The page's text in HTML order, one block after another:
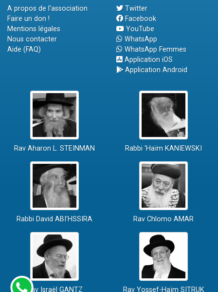
A propos de l'association
Faire un don !
Mentions légales
Nous contacter
Aide (FAQ)
Twitter
Facebook
YouTube
WhatsApp
WhatsApp Femmes
Application iOS
Application Android
Rav Aharon L. STEINMAN Rabbi 'Haïm KANIEWSKI
Rabbi David ABI'HSSIRA Rav Chlomo AMAR
Rav Israël GANTZ Rav Yossef-Haïm SITRUK